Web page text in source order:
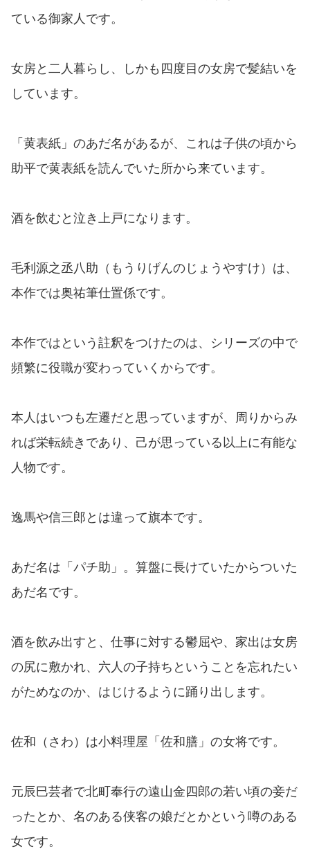
ている御家人です。
女房と二人暮らし、しかも四度目の女房で髪結いを
しています。
「黄表紙」のあだ名があるが、これは子供の頃から
助平で黄表紙を読んでいた所から来ています。
酒を飲むと泣き上戸になります。
毛利源之丞八助（もうりげんのじょうやすけ）は、
本作では奥祐筆仕置係です。
本作ではという註釈をつけたのは、シリーズの中で
頻繁に役職が変わっていくからです。
本人はいつも左遷だと思っていますが、周りからみ
れば栄転続きであり、己が思っている以上に有能な
人物です。
逸馬や信三郎とは違って旗本です。
あだ名は「パチ助」。算盤に長けていたからついた
あだ名です。
酒を飲み出すと、仕事に対する鬱屈や、家出は女房
の尻に敷かれ、六人の子持ちということを忘れたい
がためなのか、はじけるように踊り出します。
佐和（さわ）は小料理屋「佐和膳」の女将です。
元辰巳芸者で北町奉行の遠山金四郎の若い頃の妾だ
ったとか、名のある侠客の娘だとかという噂のある
女です。